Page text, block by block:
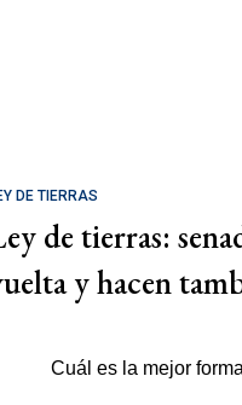
DE TIERRAS
de tierras:
y hacen